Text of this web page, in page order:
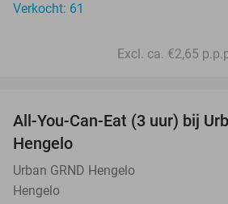
Verkocht: 61
Excl. ca. €2,65
All-You-Can-Eat (3 uur) bij
Hengelo
Urban GRND Hengelo
Hengelo